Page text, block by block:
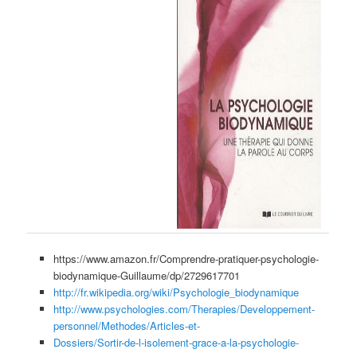
https://www.amazon.fr/Comprendre-pratiquer-psychologie-
biodynamique-Guillaume/dp/2729617701
http://fr.wikipedia.org/wiki/Psychologie_biodynamique
http://www.psychologies.com/Therapies/Developpement-
personnel/Methodes/Articles-et-
Dossiers/Sortir-de-l-isolement-grace-a-la-psychologie-